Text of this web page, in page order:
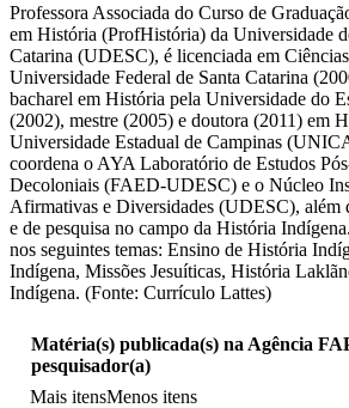
Professora Associada do Curso de
em História (ProfHistória) da Universidade
Catarina (UDESC), é licenciada em
Universidade Federal de Santa Catarina
bacharel em História pela Universidade do
(2002), mestre (2005) e doutora (2011) em
Universidade Estadual de Campinas
coordena o AYA Laboratório de Estudos
Decoloniais (FAED-UDESC) e o Núcleo
Afirmativas e Diversidades (UDESC), além
e de pesquisa no campo da História
nos seguintes temas: Ensino de História
Indígena, Missões Jesuíticas, História
Indígena. (Fonte: Currículo Lattes)
Matéria(s) publicada(s) na Agência
pesquisador(a)
Mais itensMenos itens